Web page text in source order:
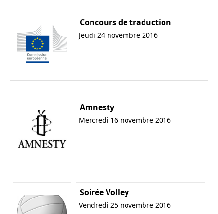
Concours de traduction
Jeudi 24 novembre 2016
Amnesty
Mercredi 16 novembre 2016
Soirée Volley
Vendredi 25 novembre 2016